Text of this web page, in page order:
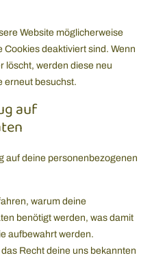
Website möglicherweise
Cookies deaktiviert sind. Wenn
löscht, werden diese neu
erneut besuchst.
auf
auf deine personenbezogenen
warum deine
benötigt werden, was damit
aufbewahrt werden.
Recht deine uns bekannten